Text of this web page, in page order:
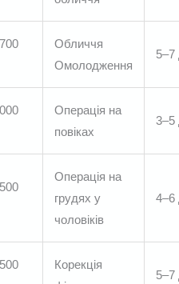
Обличчя
Омолодження
5–7
Операція на
повіках
3–5
Операція на
грудях у
чоловіків
4–6
Корекція
5–7